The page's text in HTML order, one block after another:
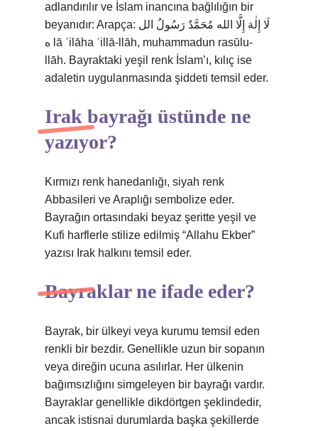
adlandırılır ve İslam inancına bağlılığın bir
beyanıdır: Arapça: لَا إِلٰهَ إِلَّا الله مُحَمَّدٌ رَسُولُ الل
ه lā ʾilāha ʾillā-llāh, muhammadun rasūlu-
llāh. Bayraktaki yeşil renk İslam’ı, kılıç ise
adaletin uygulanmasında şiddeti temsil eder.
Irak bayrağı üstünde ne
yazıyor?
Kırmızı renk hanedanlığı, siyah renk
Abbasileri ve Araplığı sembolize eder.
Bayrağın ortasındaki beyaz şeritte yeşil ve
Kufi harflerle stilize edilmiş “Allahu Ekber”
yazısı Irak halkını temsil eder.
Bayraklar ne ifade eder?
Bayrak, bir ülkeyi veya kurumu temsil eden
renkli bir bezdir. Genellikle uzun bir sopanın
veya direğin ucuna asılırlar. Her ülkenin
bağımsızlığını simgeleyen bir bayrağı vardır.
Bayraklar genellikle dikdörtgen şeklindedir,
ancak istisnai durumlarda başka şekillerde